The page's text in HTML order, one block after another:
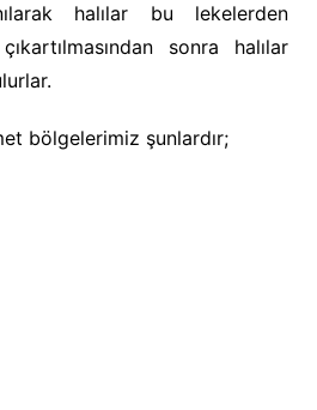
halılar bu lekelerden
sonra halılar
bölgelerimiz şunlardır;